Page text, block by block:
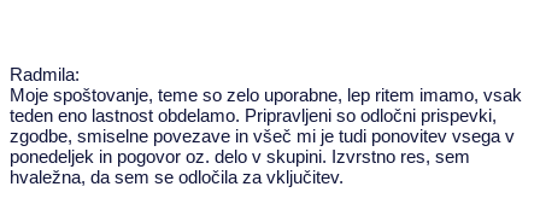
Radmila:
Moje spoštovanje, teme so zelo uporabne, lep ritem imamo, vsak
teden eno lastnost obdelamo. Pripravljeni so odločni prispevki,
zgodbe, smiselne povezave in všeč mi je tudi ponovitev vsega v
ponedeljek in pogovor oz. delo v skupini. Izvrstno res, sem
hvaležna, da sem se odločila za vključitev.